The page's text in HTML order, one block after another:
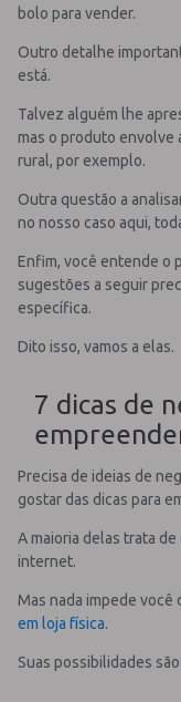
bolo para vender.
Outro detalhe
está.
Talvez alguém lhe
mas o produto envolve
rural, por exemplo.
Outra questão a
no nosso caso aqui,
Enfim, você entende o
sugestões a seguir
específica.
Dito isso, vamos a elas.
7 dicas de
Precisa de ideias de
gostar das dicas para
A maioria delas trata de
internet.
Mas nada impede você
em loja física.
Suas possibilidades